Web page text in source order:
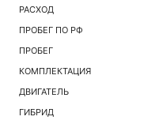
РАСХОД
ПРОБЕГ ПО РФ
ПРОБЕГ
КОМПЛЕКТАЦИЯ
ДВИГАТЕЛЬ
ГИБРИД